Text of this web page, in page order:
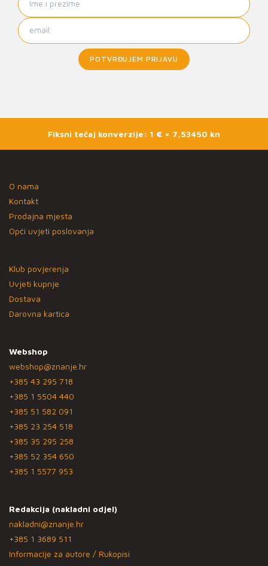
POTVRĐUJEM PRIJAVU
Fiksni tečaj konverzije: 1 € = 7,53450 kn
O nama
Kontakt
Prodajna mjesta
Opći uvjeti poslovanja
Klub povjerenja
Uvjeti kupnje
Dostava
Darovna kartica
Webshop
webshop@znanje.hr
+385 43 295 718
+385 1 5504 440
+385 51 582 091
+385 23 254 518
+385 35 295 258
+385 52 354 650
+385 1 5577 953
Redakcija (nakladni odjel)
nakladni@znanje.hr
+385 1 3689 511
Informacije za autore / Rukopisi